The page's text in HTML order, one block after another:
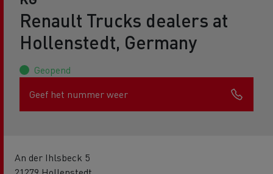
Renault Trucks dealers at
Hollenstedt, Germany
Geopend
Geef het nummer weer
An der Ihlsbeck 5